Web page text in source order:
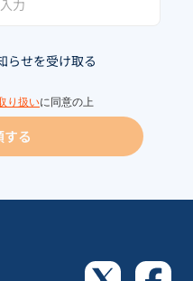
らせを受け取る
り扱いに同意の上
る